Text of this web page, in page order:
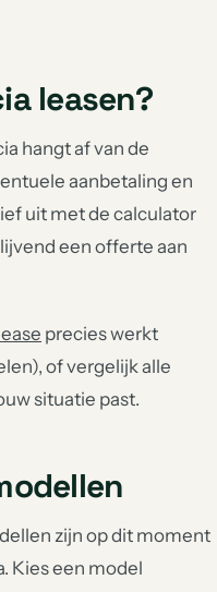
leasen?
hangt af van de
aanbetaling en
uit met de calculator
een offerte aan
precies werkt
of vergelijk alle
situatie past.
zijn op dit moment
Kies een model